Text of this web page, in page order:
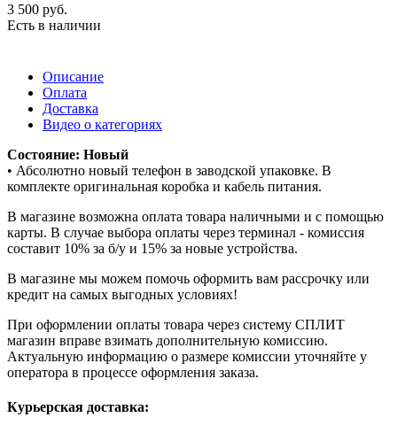
3 500 руб.
Есть в наличии
Описание
Оплата
Доставка
Видео о категориях
Состояние: Новый
• Абсолютно новый телефон в заводской упаковке. В
комплекте оригинальная коробка и кабель питания.
В магазине возможна оплата товара наличными и с помощью
карты. В случае выбора оплаты через терминал - комиссия
составит 10% за б/у и 15% за новые устройства.
В магазине мы можем помочь оформить вам рассрочку или
кредит на самых выгодных условиях!
При оформлении оплаты товара через систему СПЛИТ
магазин вправе взимать дополнительную комиссию.
Актуальную информацию о размере комиссии уточняйте у
оператора в процессе оформления заказа.
Курьерская доставка: